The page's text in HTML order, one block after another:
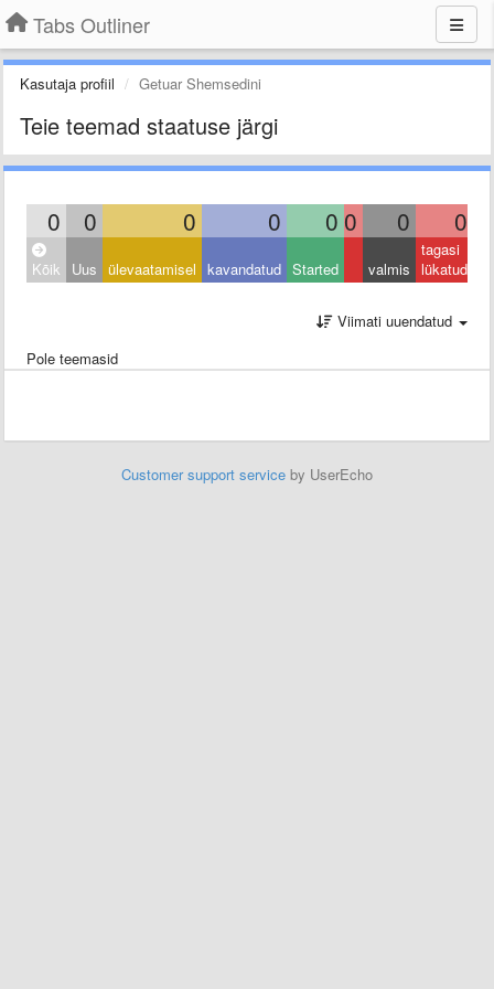
Tabs Outliner
Kasutaja profiil Getuar Shemsedini
Teie teemad staatuse järgi
0 0 0 0 0 0 0 0
Kõik Uus ülevaatamisel kavandatud Started valmis
tagasi
lükatud
Viimati uuendatud
Pole teemasid
Customer support service by UserEcho